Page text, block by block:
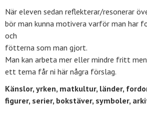
När eleven sedan reflekterar/resonerar
bör man kunna motivera varför man har
och
fötterna som man gjort.
Man kan arbeta mer eller mindre fritt
ett tema får ni här några förslag.
Känslor, yrken, matkultur, länder,
figurer, serier, bokstäver, symboler,